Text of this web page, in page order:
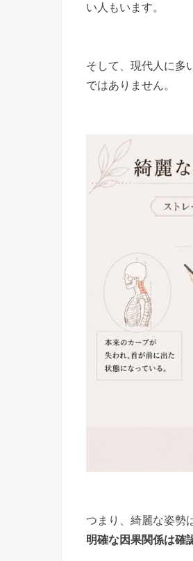
い人もいます。
そして、現代人に多
ではありません。
つまり、綺麗な姿勢
明確な因果関係は確